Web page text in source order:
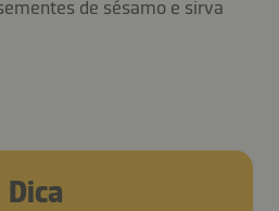
de sésamo e sirva
Dica